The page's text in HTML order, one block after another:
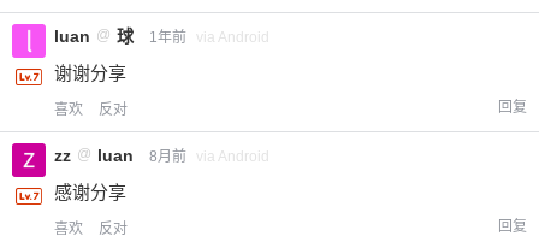
luan @ 球 1年前 via Android
谢谢分享
喜欢 反对 回复
zz @ luan 8月前 via Android
感谢分享
喜欢 反对 回复